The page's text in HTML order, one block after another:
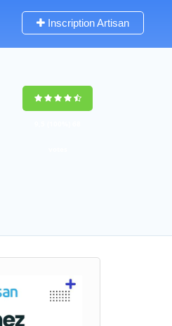
Inscription Artisan